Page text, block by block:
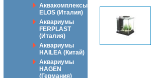
Аквакомплексы
ELOS (Италия)
Аквариумы
FERPLAST
(Италия)
Аквариумы
HAILEA (Китай)
Аквариумы
HAGEN
(Германия)